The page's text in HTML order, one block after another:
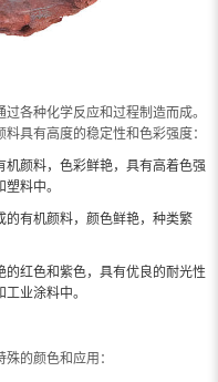
各种化学反应和过程制造而成。
料具有高度的稳定性和色彩强度：
机颜料，色彩鲜艳，具有高着色强
料中。
的有机颜料，颜色鲜艳，种类繁
的红色和紫色，具有优良的耐光性
业涂料中。
的颜色和应用：